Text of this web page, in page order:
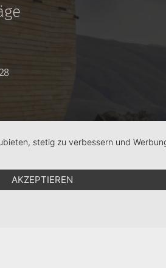
stetig zu verbessern und
AKZEPTIEREN